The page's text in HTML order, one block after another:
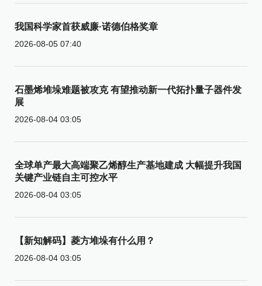
我国科学家首获威廉·诺德伯格奖章
2026-08-05 07:40
石墨烯堆垛难题被攻克 有望推动新一代拓扑量子器件发
展
2026-08-04 03:05
全球单产最大高端聚乙烯醇生产基地建成 大幅提升我国
关键产业链自主可控水平
2026-08-04 03:05
【新知解码】菱方堆垛有什么用？
2026-08-04 03:05